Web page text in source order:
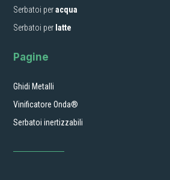
Serbatoi peracqua
Serbatoi per latte
Pagine
Ghidi Metalli
Vinificatore Onda®
Serbatoi inertizzabili